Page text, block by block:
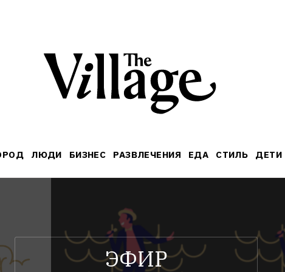
ЛЮДИ БИЗНЕС РАЗВЛЕЧЕНИЯ ЕДА СТИЛЬ ДЕТИ